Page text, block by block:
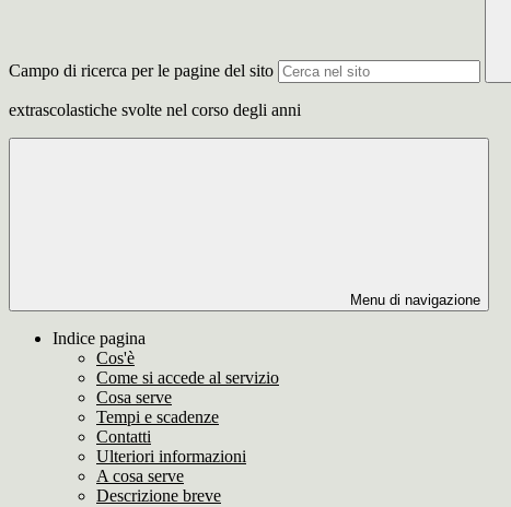
Campo di ricerca per le pagine del sito
extrascolastiche svolte nel corso degli anni
Menu di navigazione
Indice pagina
Cos'è
Come si accede al servizio
Cosa serve
Tempi e scadenze
Contatti
Ulteriori informazioni
A cosa serve
Descrizione breve